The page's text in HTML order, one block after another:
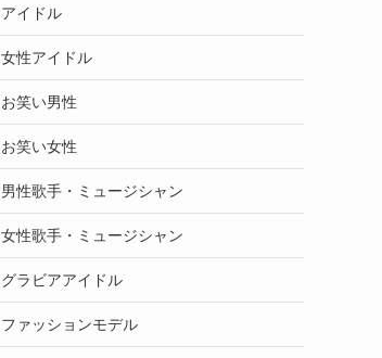
アイドル
女性アイドル
お笑い男性
お笑い女性
男性歌手・ミュージシャン
女性歌手・ミュージシャン
グラビアアイドル
ファッションモデル